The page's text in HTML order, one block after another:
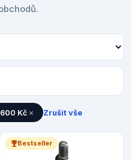
Kč Zrušit vše
Bestseller